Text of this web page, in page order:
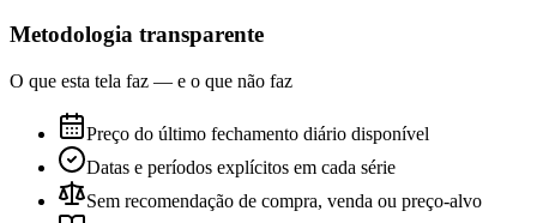
Metodologia transparente
O que esta tela faz — e o que não faz
Preço do último fechamento diário disponível
Datas e períodos explícitos em cada série
Sem recomendação de compra, venda ou preço-alvo